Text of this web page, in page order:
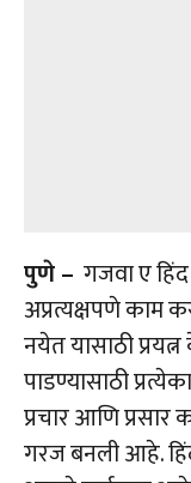
पुणे – गजवा ए
अप्रत्यक्षपणे काम
नयेत यासाठी
पाडण्यासाठी
प्रचार आणि
गरज बनली आहे.